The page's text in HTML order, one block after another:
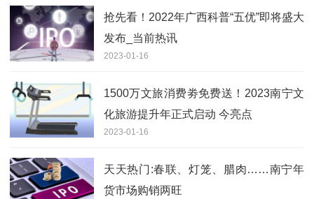
抢先看！2022年广西科普“五优”即将盛大
发布_当前热讯
2023-01-16
1500万文旅消费劵免费送！2023南宁文
化旅游提升年正式启动 今亮点
2023-01-16
天天热门:春联、灯笼、腊肉……南宁年
货市场购销两旺